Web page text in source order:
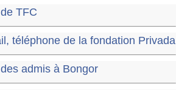
TFC
téléphone de la fondation Privada
admis à Bongor